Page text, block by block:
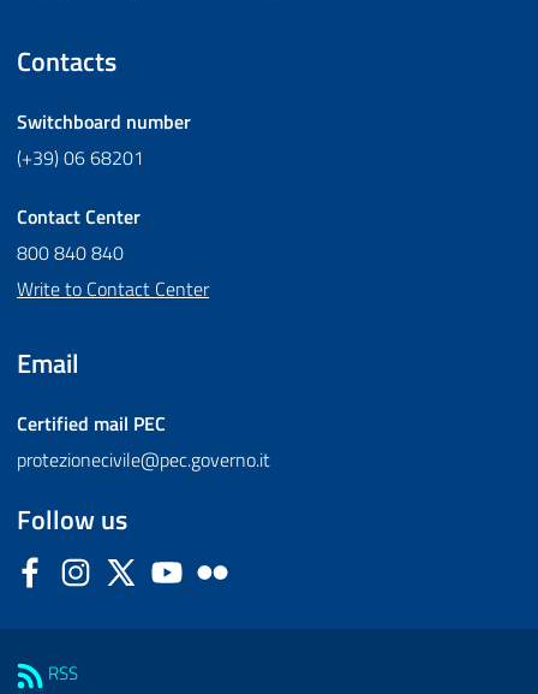
Contacts
Switchboard number
(+39) 06 68201
Contact Center
800 840 840
Write to Contact Center
Email
Certified mail PEC
protezionecivile@pec.governo.it
Follow us
FacebookInstagram
Twitter YouTube
RSS